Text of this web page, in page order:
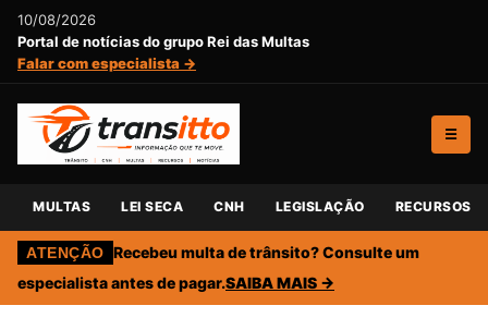
10/08/2026
Portal de notícias do grupo Rei das Multas
Falar com especialista →
☰
MULTAS LEI SECA CNH LEGISLAÇÃO RECURSOS
ATENÇÃO Recebeu multa de trânsito? Consulte um
especialista antes de pagar.SAIBA MAIS →